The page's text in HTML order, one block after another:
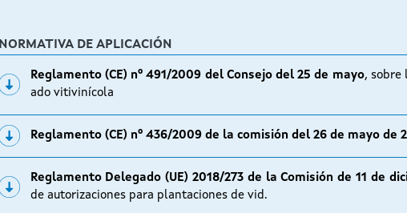
NORMATIVA DE APLICACIÓN
Reglamento (CE) nº 491/2009 del Consejo del 25 de mayo, sobre
ado vitivinícola
Reglamento (CE) nº 436/2009 de la comisión del 26 de mayo de
Reglamento Delegado (UE) 2018/273 de la Comisión de 11 de
de autorizaciones para plantaciones de vid.